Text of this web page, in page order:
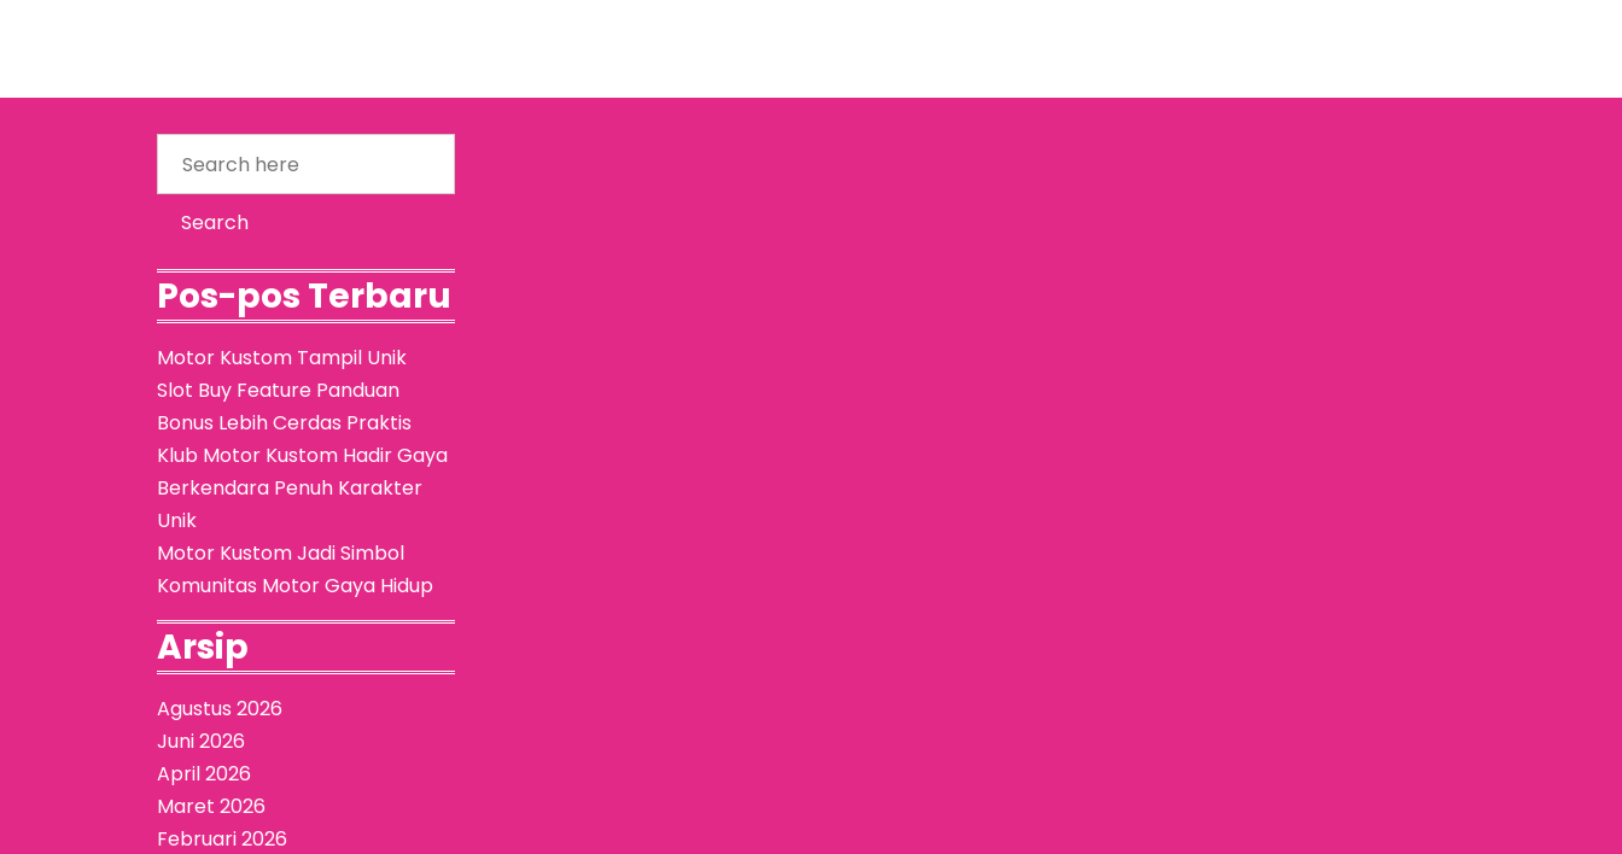
Pos-pos Terbaru
Motor Kustom Tampil Unik
Slot Buy Feature Panduan
Bonus Lebih Cerdas Praktis
Klub Motor Kustom Hadir Gaya
Berkendara Penuh Karakter
Unik
Motor Kustom Jadi Simbol
Komunitas Motor Gaya Hidup
Arsip
Agustus 2026
Juni 2026
April 2026
Maret 2026
Februari 2026